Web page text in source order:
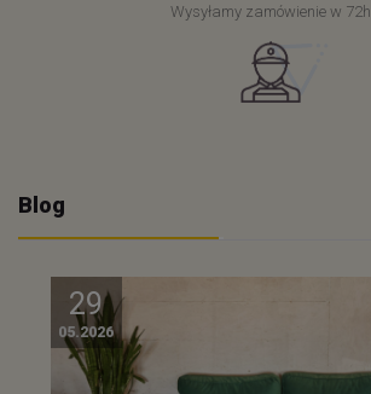
Wysyłamy zamówienie w 72h
Blog
29
05.2026